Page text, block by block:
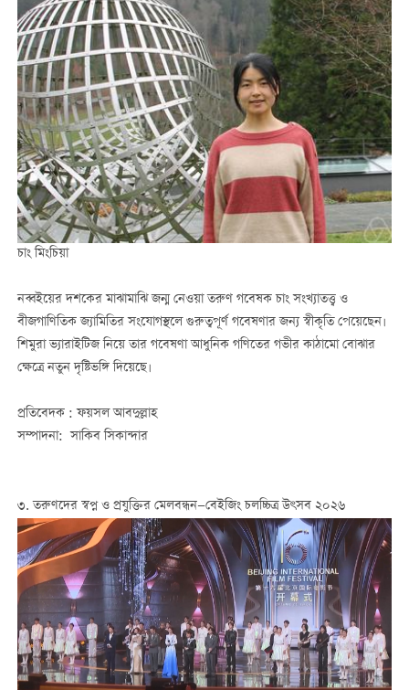
চাং মিংচিয়া
নব্বইয়ের দশকের মাঝামাঝি জন্ম নেওয়া তরুণ গবেষক চাং সংখ্যাতত্ত্ব ও
বীজগাণিতিক জ্যামিতির সংযোগস্থলে গুরুত্বপূর্ণ গবেষণার জন্য স্বীকৃতি পেয়েছেন।
শিমুরা ভ্যারাইটিজ নিয়ে তার গবেষণা আধুনিক গণিতের গভীর কাঠামো বোঝার
ক্ষেত্রে নতুন দৃষ্টিভঙ্গি দিয়েছে।
প্রতিবেদক : ফয়সল আবদুল্লাহ
সম্পাদনা: সাকিব সিকান্দার
৩. তরুণদেরস্বপ্নওপ্রযুক্তিরমেলবন্ধন—বেইজিংচলচ্চিত্রউৎসব২০২৬